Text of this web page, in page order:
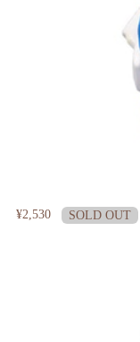
¥2,530 SOLD OUT